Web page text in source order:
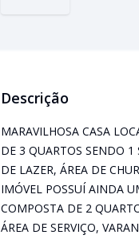
Descrição
MARAVILHOSA CASA
DE 3 QUARTOS SENDO 1
DE LAZER, ÁREA DE
IMÓVEL POSSUÍ AINDA
COMPOSTA DE 2
ÁREA DE SERVIÇO,